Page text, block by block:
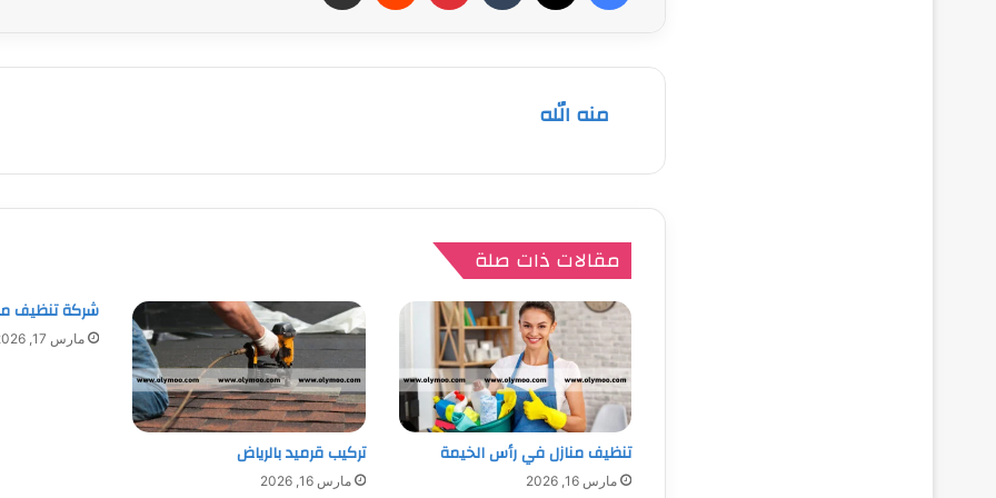
منه الله
مقالات ذات صلة
تنظيف منازل في رأس الخيمة
مارس 16, 2026
تركيب قرميد بالرياض
مارس 16, 2026
شركة تنظيف
مارس 17, 2026